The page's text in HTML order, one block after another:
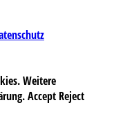
Weitere
Accept Reject